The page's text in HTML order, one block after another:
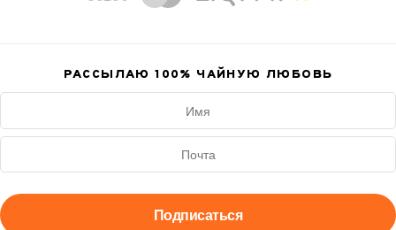
РАССЫЛАЮ 100% ЧАЙНУЮ ЛЮБОВЬ
Подписаться